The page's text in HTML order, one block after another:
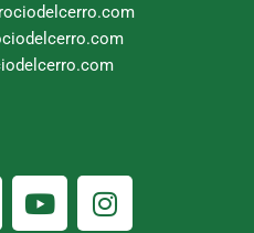
Y
o
I
n